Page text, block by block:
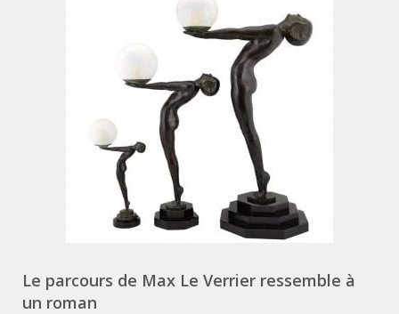
Le parcours de Max Le Verrier ressemble à
un roman